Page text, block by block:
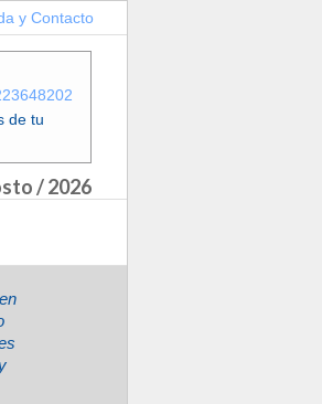
y Contacto
de tu
/ 2026